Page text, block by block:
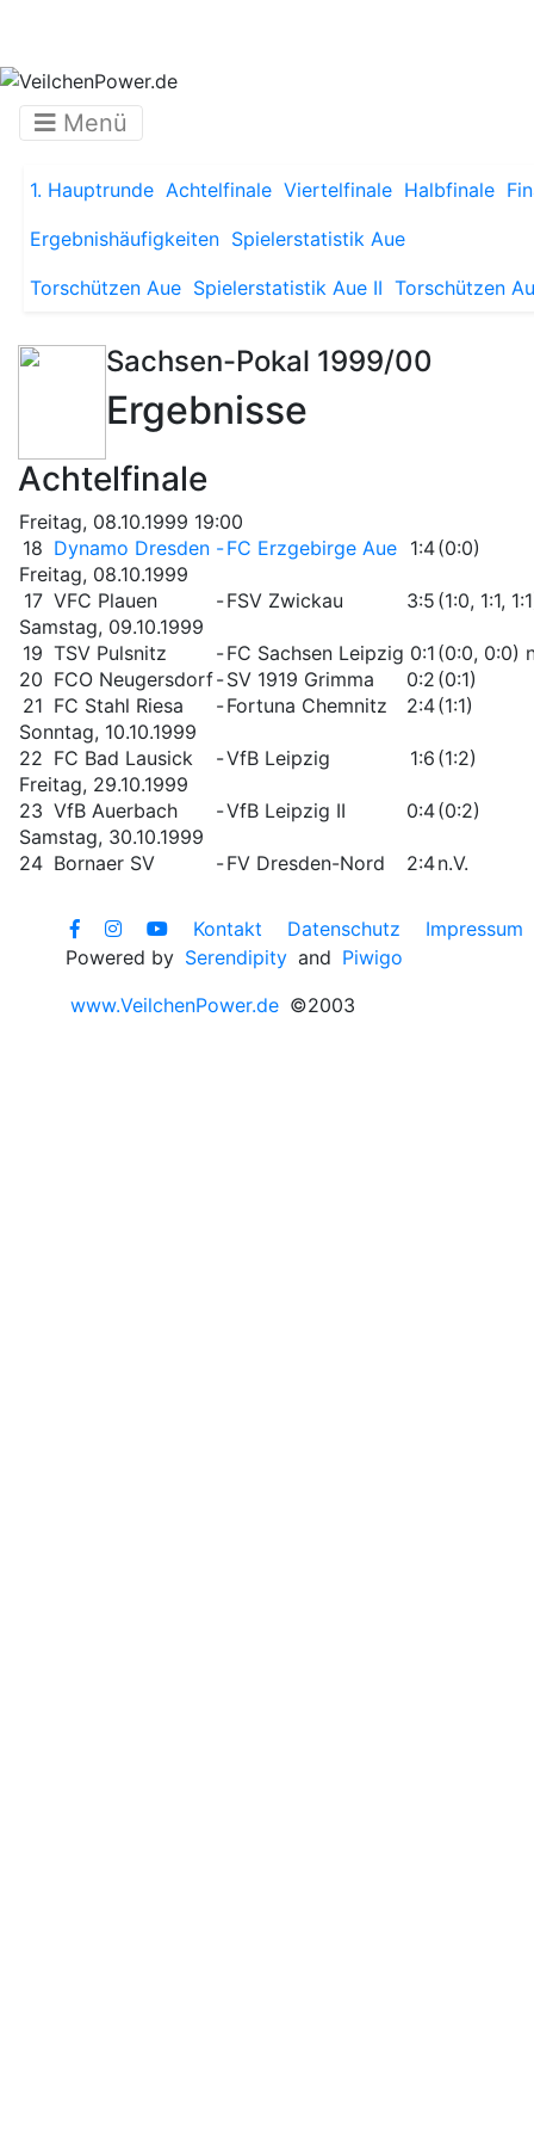
Menü
1. Hauptrunde Achtelfinale Viertelfinale Halbfinale
Ergebnishäufigkeiten Spielerstatistik Aue
Torschützen Aue Spielerstatistik Aue II Torschützen
Sachsen-Pokal 1999/00
Ergebnisse
Achtelfinale
Freitag, 08.10.1999 19:00
18 Dynamo Dresden -FC Erzgebirge Aue 1:4(0:0)
Freitag, 08.10.1999
17 VFC Plauen -FSV Zwickau 3:5 (1:0, 1:1,
Samstag, 09.10.1999
19 TSV Pulsnitz -FC Sachsen Leipzig 0:1 (0:0, 0:0)
20 FCO Neugersdorf-SV 1919 Grimma 0:2 (0:1)
21 FC Stahl Riesa -Fortuna Chemnitz 2:4(1:1)
Sonntag, 10.10.1999
22 FC Bad Lausick -VfB Leipzig 1:6 (1:2)
Freitag, 29.10.1999
23 VfB Auerbach -VfB Leipzig II 0:4(0:2)
Samstag, 30.10.1999
24 Bornaer SV -FV Dresden-Nord 2:4n.V.
Kontakt Datenschutz
Impressum
Powered by Serendipity and Piwigo
www.VeilchenPower.de ©2003